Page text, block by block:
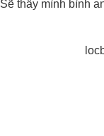
Sẽ thấy mình bình
"Ai